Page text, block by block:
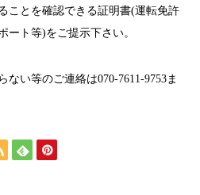
ことを確認できる証明書(運転免許
ート等)をご提示下さい。
ない等のご連絡は070-7611-9753ま